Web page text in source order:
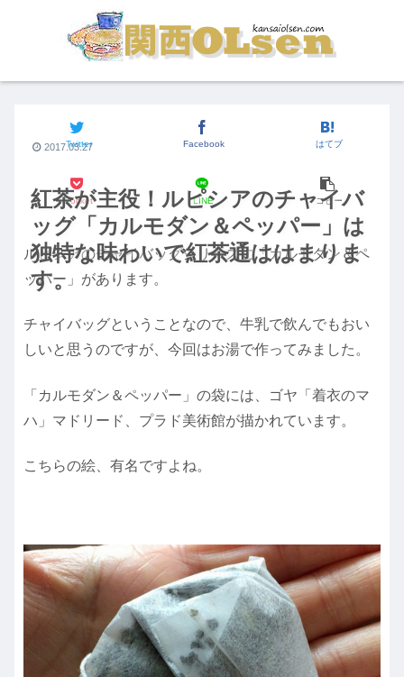
紅茶が主役！ルピシアのチャイバ
ッグ「カルモダン＆ペッパー」は
独特な味わいで紅茶通ははまりま
す。
Twitter Facebook はてブ
Pocket LINE コピー
2017.03.27
ルピシアのチャイバッグシリーズに「カルモダン＆ペ
ッパー」があります。
チャイバッグということなので、牛乳で飲んでもおい
しいと思うのですが、今回はお湯で作ってみました。
「カルモダン＆ペッパー」の袋には、ゴヤ「着衣のマ
ハ」マドリード、プラド美術館が描かれています。
こちらの絵、有名ですよね。